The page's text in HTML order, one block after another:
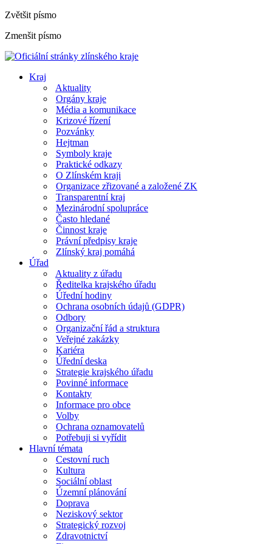
Zvětšit písmo
Zmenšit písmo
Kraj
Aktuality
Orgány kraje
Média a komunikace
Krizové řízení
Pozvánky
Hejtman
Symboly kraje
Praktické odkazy
O Zlínském kraji
Organizace zřizované a založené ZK
Transparentní kraj
Mezinárodní spolupráce
Často hledané
Činnost kraje
Právní předpisy kraje
Zlínský kraj pomáhá
Úřad
Aktuality z úřadu
Ředitelka krajského úřadu
Úřední hodiny
Ochrana osobních údajů (GDPR)
Odbory
Organizační řád a struktura
Veřejné zakázky
Kariéra
Úřední deska
Strategie krajského úřadu
Povinné informace
Kontakty
Informace pro obce
Volby
Ochrana oznamovatelů
Potřebuji si vyřídit
Hlavní témata
Cestovní ruch
Kultura
Sociální oblast
Územní plánování
Doprava
Neziskový sektor
Strategický rozvoj
Zdravotnictví